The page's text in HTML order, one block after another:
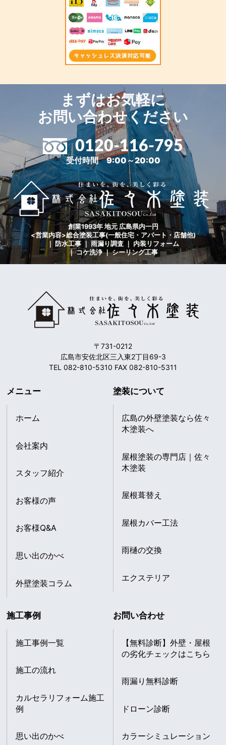
まずはお気軽に
お問い合わせください
0120-116-795
受付時間 9:00～20:00
創業1993年 地元 広島県内一円
<営業内容>総合塗装工事(一般住宅・アパート・店舗他)
｜ 防水工事 ｜ 雨漏り調査 ｜ 内装リフォーム
｜ コケ洗浄 ｜ シーリング工事
〒731-0212
広島市安佐北区三入東2丁目69-3
TEL 082-810-5310 FAX 082-810-5311
メニュー
ホーム
会社案内
スタッフ紹介
お客様の声
お客様Q&A
思い出のかべ
外壁塗装コラム
塗装について
広島の外壁塗装なら佐々
木塗装へ
屋根塗装の専門店｜佐々
木塗装
屋根葺替え
屋根カバー工法
雨樋の交換
エクステリア
施工事例
施工事例一覧
施工の流れ
カルセラリフォーム施工
例
思い出のかべ
お問い合わせ
【無料診断】外壁・屋根
の劣化チェックはこちら
雨漏り無料診断
ドローン診断
カラーシミュレーション